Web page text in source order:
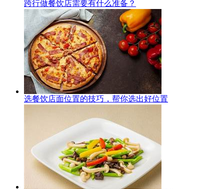
跨行做餐饮店需要有什么准备？
选餐饮店面位置的技巧，帮你选出好位置